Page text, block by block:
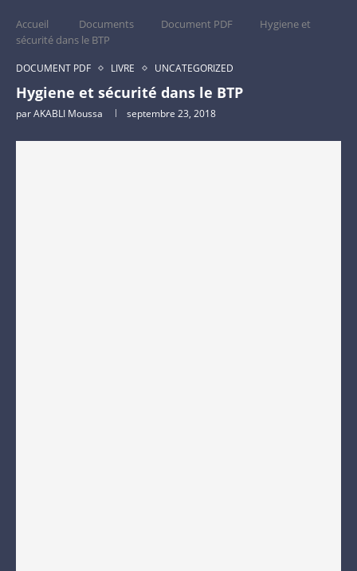
Accueil Documents Document PDF
Hygiene et
sécurité dans le BTP
DOCUMENT PDF LIVRE UNCATEGORIZED
Hygiene et sécurité dans le BTP
parAKABLI Moussa septembre 23, 2018